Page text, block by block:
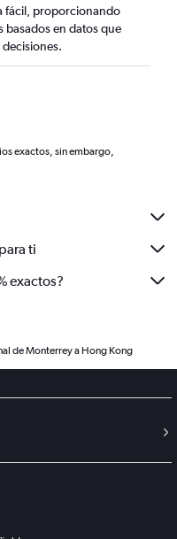
fácil, proporcionando
en datos que
exactos, sin embargo,
ti
exactos?
de Monterrey a Hong Kong